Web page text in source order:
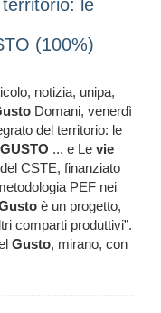
le
(100%)
notizia, unipa,
Domani, venerdì
del territorio: le
GUSTO ... e Le vie
CSTE, finanziato
PEF nei
è un progetto,
comparti produttivi”.
Gusto, mirano, con